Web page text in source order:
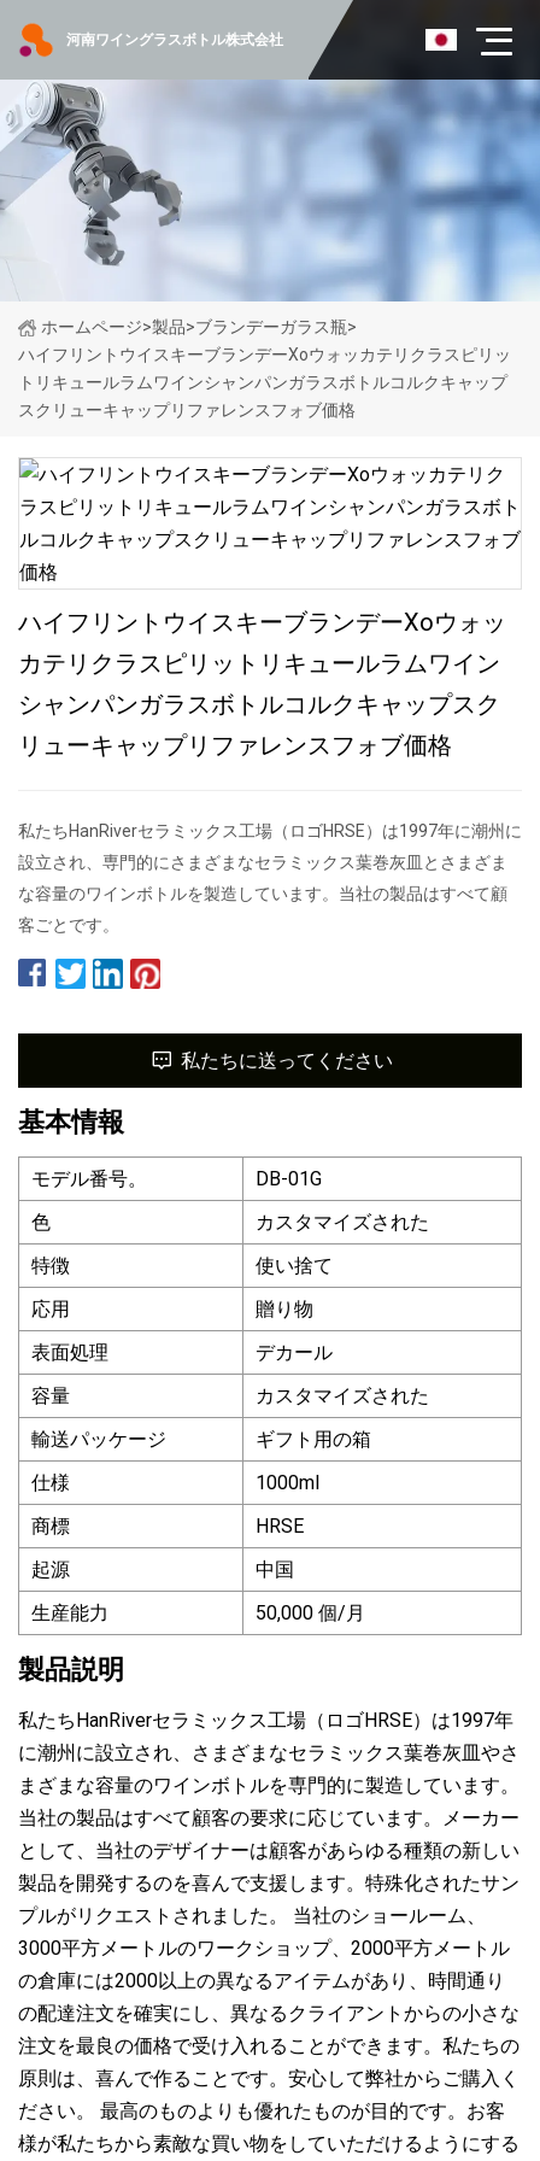
河南ワイングラスボトル株式会社
ホームページ>製品>ブランデーガラス瓶>
ハイフリントウイスキーブランデーXoウォッカテリクラスピリッ
トリキュールラムワインシャンパンガラスボトルコルクキャップ
スクリューキャップリファレンスフォブ価格
ハイフリントウイスキーブランデーXoウォッ
カテリクラスピリットリキュールラムワイン
シャンパンガラスボトルコルクキャップスク
リューキャップリファレンスフォブ価格
私たちHanRiverセラミックス工場（ロゴHRSE）は1997年に潮州に
設立され、専門的にさまざまなセラミックス葉巻灰皿とさまざま
な容量のワインボトルを製造しています。当社の製品はすべて顧
客ごとです。
私たちに送ってください
基本情報
モデル番号。
DB-01G
色
カスタマイズされた
特徴
使い捨て
応用
贈り物
表面処理
デカール
容量
カスタマイズされた
輸送パッケージ
ギフト用の箱
仕様
1000ml
商標
HRSE
起源
中国
生産能力
50,000 個/月
製品説明
私たちHanRiverセラミックス工場（ロゴHRSE）は1997年
に潮州に設立され、さまざまなセラミックス葉巻灰皿やさ
まざまな容量のワインボトルを専門的に製造しています。
当社の製品はすべて顧客の要求に応じています。メーカー
として、当社のデザイナーは顧客があらゆる種類の新しい
製品を開発するのを喜んで支援します。特殊化されたサン
プルがリクエストされました。 当社のショールーム、
3000平方メートルのワークショップ、2000平方メートル
の倉庫には2000以上の異なるアイテムがあり、時間通り
の配達注文を確実にし、異なるクライアントからの小さな
注文を最良の価格で受け入れることができます。私たちの
原則は、喜んで作ることです。安心して弊社からご購入く
ださい。 最高のものよりも優れたものが目的です。お客
様が私たちから素敵な買い物をしていただけるようにする